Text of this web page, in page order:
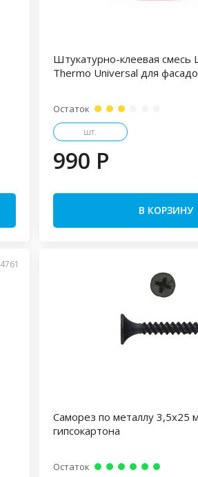
Штукатурно-клеевая
Thermо Universal для
Остаток
шт.
990 P
В КОРЗИНУ
Саморез по металлу 3,5х25
гипсокартона
Остаток